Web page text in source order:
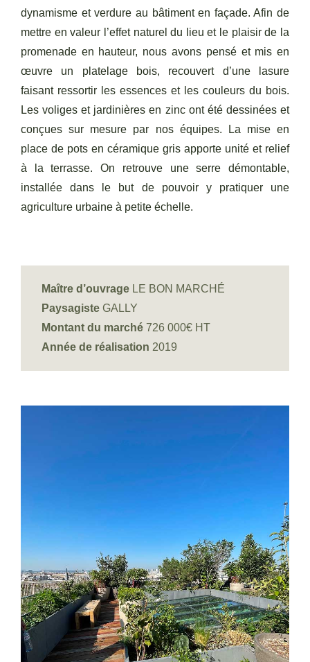
dynamisme et verdure au bâtiment en façade. Afin de
mettre en valeur l’effet naturel du lieu et le plaisir de la
promenade en hauteur, nous avons pensé et mis en
œuvre un platelage bois, recouvert d’une lasure
faisant ressortir les essences et les couleurs du bois.
Les voliges et jardinières en zinc ont été dessinées et
conçues sur mesure par nos équipes. La mise en
place de pots en céramique gris apporte unité et relief
à la terrasse. On retrouve une serre démontable,
installée dans le but de pouvoir y pratiquer une
agriculture urbaine à petite échelle.
Maître d’ouvrage LE BON MARCHÉ
Paysagiste GALLY
Montant du marché 726 000€ HT
Année de réalisation 2019